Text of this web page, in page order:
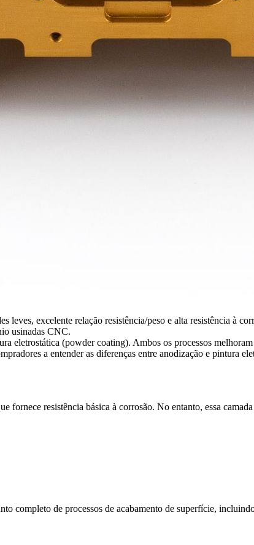
excelente relação resistência/peso e alta resistência à
usinadas CNC.
eletrostática (powder coating). Ambos os processos
a entender as diferenças entre anodização e pintura
fornece resistência básica à corrosão. No entanto, essa
completo de processos de acabamento de superfície,